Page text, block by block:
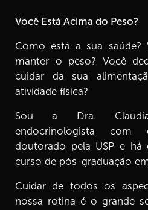
6. Episódio 06: Você Está
Episódio 07: Cuidado,
Ganhar Peso!
Episódio 08: Doenças do
4 min
Episódio 09: Como você se
7 min
Você Está Acima do Peso?
Como está a sua saúde?
manter o peso? Você
cuidar da sua
atividade física?
Sou a Dra.
endocrinologista
doutorado pela USP e
curso de pós-graduação
Cuidar de todos os
nossa rotina é o grande